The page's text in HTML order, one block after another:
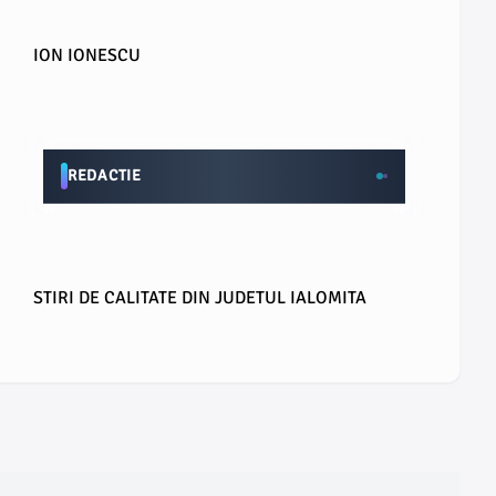
ION IONESCU
REDACTIE
STIRI DE CALITATE DIN JUDETUL IALOMITA